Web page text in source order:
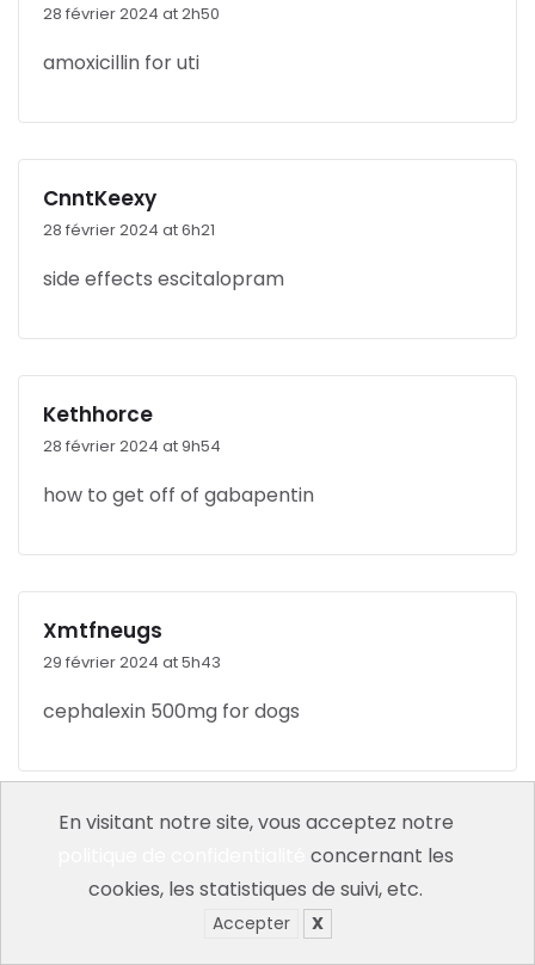
28 février 2024 at 2h50
amoxicillin for uti
CnntKeexy
28 février 2024 at 6h21
side effects escitalopram
Kethhorce
28 février 2024 at 9h54
how to get off of gabapentin
Xmtfneugs
29 février 2024 at 5h43
cephalexin 500mg for dogs
29 février 2024 at 19h05
what is ciprofloxacin hcl 500mg tablets used
En visitant notre site, vous acceptez notre
concernant les
cookies, les statistiques de suivi, etc.
Accepter X